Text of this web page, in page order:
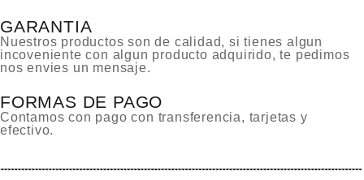
GARANTIA
Nuestros productos son de calidad, si tienes algun
incoveniente con algun producto adquirido, te pedimos
nos envies un mensaje.
FORMAS DE PAGO
Contamos con pago con transferencia, tarjetas y
efectivo.